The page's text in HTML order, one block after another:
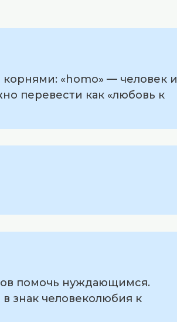
корнями: «homo» — человек и
перевести как «любовь к
помочь нуждающимся.
знак человеколюбия к